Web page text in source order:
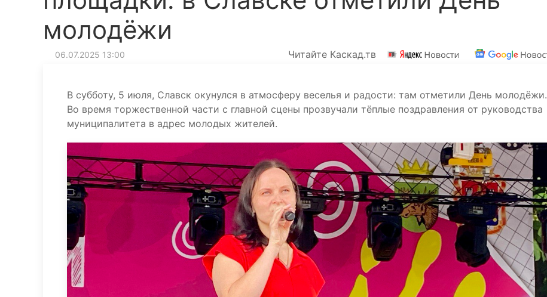
молодёжи
06.07.2025 13:00 Читайте Каскад.тв
В субботу, 5 июля, Славск окунулся в атмосферу веселья и радости: там отметили День молодёжи.
Во время торжественной части с главной сцены прозвучали тёплые поздравления от руководства
муниципалитета в адрес молодых жителей.